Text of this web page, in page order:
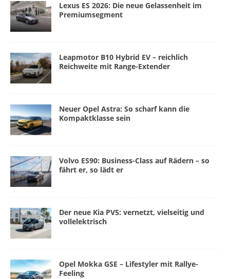
Lexus ES 2026: Die neue Gelassenheit im
Premiumsegment
Leapmotor B10 Hybrid EV – reichlich
Reichweite mit Range-Extender
Neuer Opel Astra: So scharf kann die
Kompaktklasse sein
Volvo ES90: Business-Class auf Rädern – so
fährt er, so lädt er
Der neue Kia PV5: vernetzt, vielseitig und
vollelektrisch
Opel Mokka GSE – Lifestyler mit Rallye-
Feeling